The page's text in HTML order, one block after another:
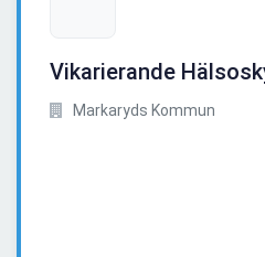
Vikarierande
Markaryds Kommun